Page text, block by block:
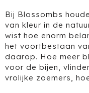
Give-aways
Huis & Tuin
Keuken
Sinterklaas
Kerst
Eindejaar
Amuse
Anker
BE O
Bij Blossombs
van kleur in de
wist hoe enorm
het voortbestaan
daarop. Hoe meer
voor de bijen,
vrolijke zoemers,